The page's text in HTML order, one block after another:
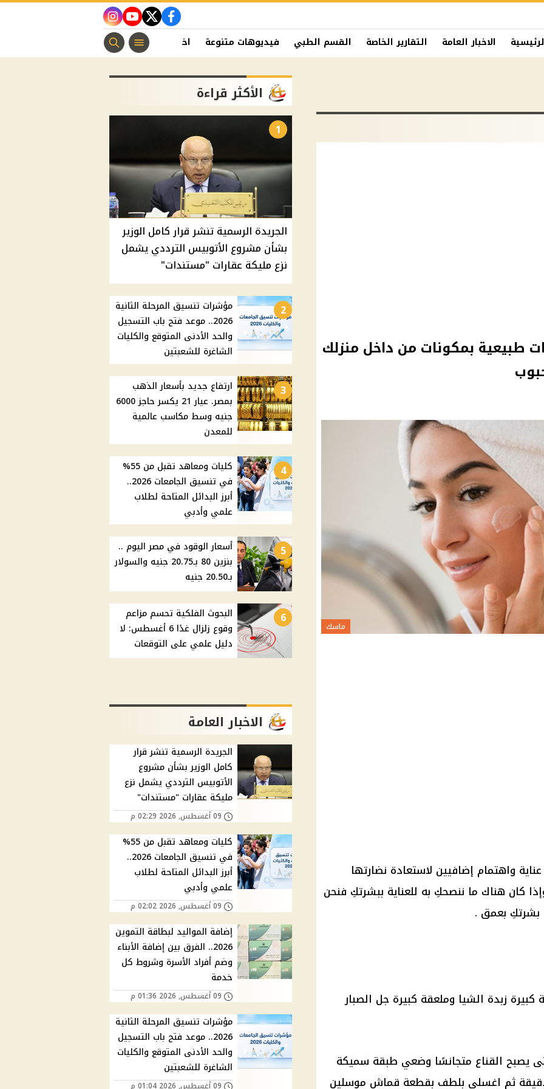
facebook
twitter
youtube
instagram
الاخبار العامة التقارير الخاصة القسم الطبي فيديوهات متنوعة اخبار الفن منوعات مسيحية
.. 6 ماسكات طبيعية بمكونات من داخل منزلك
ماسك
واهتمام إضافيين لاستعادة نضارتها
كان هناك ما ننصحكِ به للعناية ببشرتكِ فنحن
بشرتكِ بعمق .
زبدة الشيا وملعقة كبيرة جل الصبار
يصبح القناع متجانسًا وضعي طبقة سميكة
الوجه واتركيها لمدة 20-30 دقيقة ثم اغسلي بلطف بقطعة قماش موسلين
الأكثر قراءة
1
الجريدة الرسمية تنشر قرار كامل الوزير
بشأن مشروع الأتوبيس الترددي يشمل
نزع مليكة عقارات "مستندات"
2
مؤشرات تنسيق المرحلة الثانية
2026.. موعد فتح باب التسجيل
والحد الأدنى المتوقع والكليات
الشاغرة للشعبتين
3
ارتفاع جديد بأسعار الذهب
بمصر. عيار 21 يكسر حاجز 6000
جنيه وسط مكاسب عالمية
للمعدن
4
كليات ومعاهد تقبل من 55%
في تنسيق الجامعات 2026..
أبرز البدائل المتاحة لطلاب
علمي وأدبي
5
أسعار الوقود في مصر اليوم ..
بنزين 80 بـ20.75 جنيه والسولار
بـ20.50 جنيه
6
البحوث الفلكية تحسم مزاعم
وقوع زلزال غدًا 6 أغسطس: لا
دليل علمي على التوقعات
الاخبار العامة
الجريدة الرسمية تنشر قرار
كامل الوزير بشأن مشروع
الأتوبيس الترددي يشمل نزع
مليكة عقارات "مستندات"
09 أغسطس, 2026 02:29 م
كليات ومعاهد تقبل من 55%
في تنسيق الجامعات 2026..
أبرز البدائل المتاحة لطلاب
علمي وأدبي
09 أغسطس, 2026 02:02 م
إضافة المواليد لبطاقة التموين
2026.. الفرق بين إضافة الأبناء
وضم أفراد الأسرة وشروط كل
خدمة
09 أغسطس, 2026 01:36 م
مؤشرات تنسيق المرحلة الثانية
2026.. موعد فتح باب التسجيل
والحد الأدنى المتوقع والكليات
الشاغرة للشعبتين
09 أغسطس, 2026 01:04 م